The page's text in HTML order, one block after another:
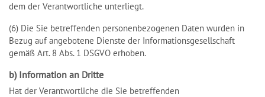
dem der Verantwortliche unterliegt.
(6) Die Sie betreffenden personenbezogenen Daten wurden in
Bezug auf angebotene Dienste der Informationsgesellschaft
gemäß Art. 8 Abs. 1 DSGVO erhoben.
b) Information an Dritte
Hat der Verantwortliche die Sie betreffenden